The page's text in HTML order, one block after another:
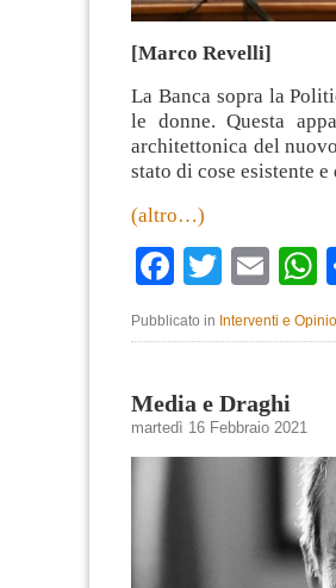
[Marco Revelli]
La Banca sopra la
le donne. Questa
architettonica del
stato di cose esistente
(altro…)
Facebook
Twitter
Pubblicato in Interventi e
Media e Draghi
martedì 16 Febbraio 2021